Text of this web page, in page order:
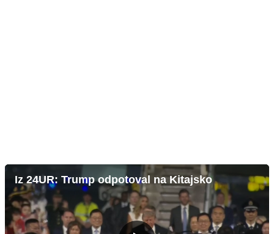
Iz 24UR: Trump odpotoval na Kitajsko